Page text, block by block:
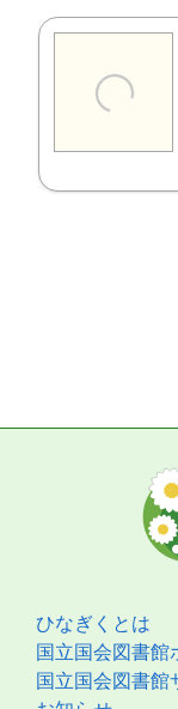
ひなぎくとは
国立国会図書館
国立国会図書館